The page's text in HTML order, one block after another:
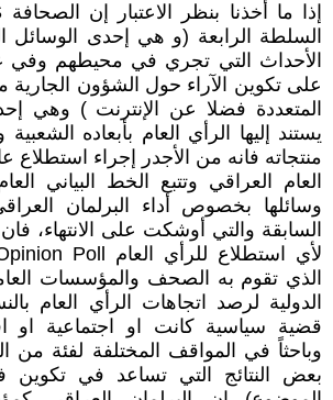
السلطة الرابعة (و هي إحدى الوسائل
الأحداث التي تجري في محيطهم وفي
على تكوين الآراء حول الشؤون الجارية
المتعددة فضلا عن الإنترنت ) وهي
يستند إليها الرأي العام بأبعاده
منتجاته فانه من الأجدر إجراء استطلاع
العام العراقي وتتبع الخط البياني
وسائلها بخصوص أداء البرلمان
السابقة والتي أوشكت على الانتهاء، فان
الذي تقوم به الصحف والمؤسسات
الدولية لرصد اتجاهات الرأي العام
قضية سياسية كانت او اجتماعية او
وباحثاً في المواقف المختلفة لفئة من
بعض النتائج التي تساعد في